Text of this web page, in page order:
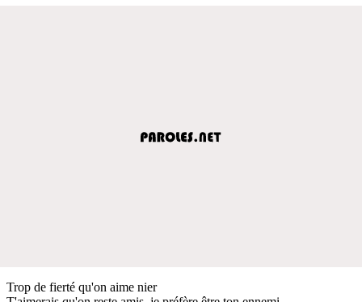
Trop de fierté qu'on aime nier